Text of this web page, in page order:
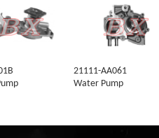
21111-AA061
Water Pump